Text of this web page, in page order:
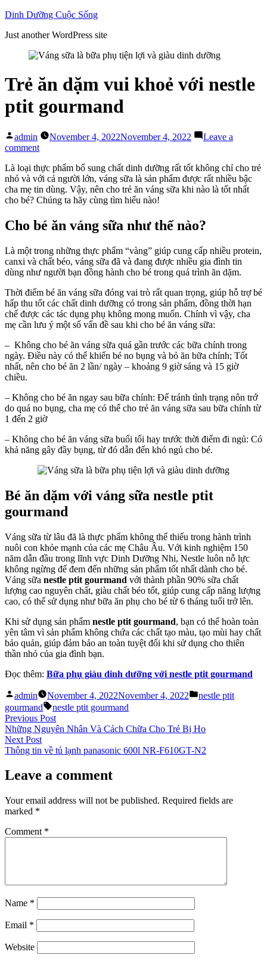
Skip
content
Dinh Dưỡng Cuộc Sống
Just another WordPress site
Trẻ ăn dặm vui khoẻ với nestle
ptit gourmand
Posted
by
admin November 4, 2022November 4, 2022
Leave a
commenton
ăn
dặm
vui
khoẻ
nestle
ptit
Là loại thực phẩm bổ sung chất dinh dưỡng rất tốt không chỉ cho trẻ
nhỏ và với cả người lớn, váng sữa là sản phẩm được rất nhiều bậc
cha mẹ tin dùng. Vậy, nên cho trẻ ăn váng sữa khi nào là tốt nhất
cho bé? Chúng ta hãy cùng tìm hiểu nào!
Cho bé ăn váng sữa như thế nào?
Là một trong những thực phẩm “vàng” giúp cung cấp nhiều protein,
canxi và chất béo, váng sữa đã và đang được nhiều gia đình tin
dùng như người bạn đồng hành cho bé trong quá trình ăn dặm.
Thời điểm bé ăn váng sữa đóng vai trò rất quan trọng, giúp hỗ trợ bé
hấp thu tốt các chất dinh dưỡng có trong sản phẩm, đồng thời hạn
chế được các tác dụng phụ không mong muốn. Chính vì vậy, cha
mẹ cần lưu ý một số vấn đề sau khi cho bé ăn váng sữa:
– Không cho bé ăn váng sữa quá gần trước các bữa chính trong
ngày. Điều này có thể khiến bé no bụng và bỏ ăn bữa chính; Tốt
nhất, nên cho bé ăn 2 lần/ ngày – khoảng 9 giờ sáng và 15 giờ
chiều.
– Không cho bé ăn ngay sau bữa chính: Để tránh tình trạng nôn trớ
do quá no bụng, cha mẹ có thể cho trẻ ăn váng sữa sau bữa chính từ
1 đến 2 giờ
– Không cho bé ăn váng sữa buổi tối hay trước thời điểm đi ngủ: Có
khả năng gây đầy bụng, từ đó dẫn đến khó ngủ cho bé.
Bé ăn dặm với váng sữa nestle ptit
gourmand
Váng sữa từ lâu đã là thực phẩm không thể thiếu trong hành trình
nuôi con khỏe mạnh của các mẹ Châu Âu. Với kinh nghiệm 150
năm dẫn đầu trong lĩnh vực Dinh Dưỡng Nhi, Nestle luôn nỗ lực
không ngừng để đem đến những sản phẩm tốt nhất dành cho bé.
Váng sữa nestle ptit gourmand với thành phần 90% sữa chất
lượng cao nguyên chất, giàu chất béo tốt, giúp cung cấp năng lượng
cao, có thể sử dụng như bữa ăn phụ cho bé từ 6 tháng tuổi trở lên.
Khi sử dụng sản phẩm nestle ptit gourmand, bạn có thể hoàn toàn
yên tâm vì sản phẩm không chứa các chất tạo màu, tạo mùi hay chất
bảo quản, giúp đảm bảo an toàn tuyệt đối khi sử dụng cho thiên
thần nhỏ của gia đình bạn.
Đọc thêm: Bữa phụ giàu dinh dưỡng với nestle ptit gourmand
Posted
by
admin November 4, 2022November 4, 2022
Posted
nestle ptit
gourmand
Tags:
nestle ptit gourmand
Post
navigation
Previous PostPrevious
post:
Những Nguyên Nhân Và Cách Chữa Cho Trẻ Bị Ho
Next PostNext
post:
Thông tin về tủ lạnh panasonic 600l NR-F610GT-N2
Leave a comment
Your email address will not be published. Required fields are
marked *
Comment *
Name *
Email *
Website